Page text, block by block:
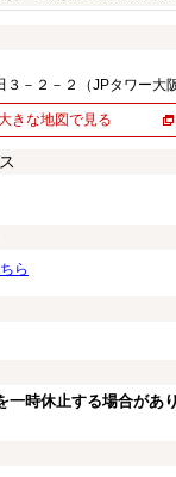
３－２－２（JPタワー大
きな地図で見る
ら
時休止する場合があり